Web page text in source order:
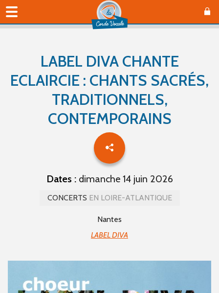
LABEL DIVA CHANTE
ECLAIRCIE : CHANTS SACRÉS,
TRADITIONNELS,
CONTEMPORAINS
Dates :dimanche 14 juin 2026
CONCERTS EN LOIRE-ATLANTIQUE
Nantes
LABEL DIVA